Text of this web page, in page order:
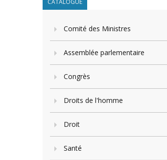
CATALOGUE
Comité des Ministres
Assemblée parlementaire
Congrès
Droits de l'homme
Droit
Santé